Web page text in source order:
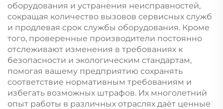
оборудования и устранения неисправностей,
сокращая количество вызовов сервисных служб
и продлевая срок службы оборудования. Кроме
того, проверенные производители постоянно
отслеживают изменения в требованиях к
безопасности и экологическим стандартам,
помогая вашему предприятию сохранять
соответствие нормативным требованиям и
избегать возможных штрафов. Их многолетний
опыт работы в различных отраслях даёт ценные